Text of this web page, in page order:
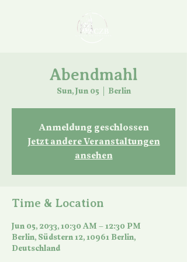
Abendmahl
Sun, Jun 05 Berlin
Anmeldung geschlossen
Jetzt andere Veranstaltungen
ansehen
Time & Location
Jun 05, 2033, 10:30 AM – 12:30 PM
Berlin, Südstern 12, 10961 Berlin,
Deutschland